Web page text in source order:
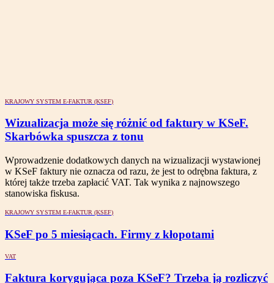
KRAJOWY SYSTEM E-FAKTUR (KSEF)
Wizualizacja może się różnić od faktury w KSeF.
Skarbówka spuszcza z tonu
Wprowadzenie dodatkowych danych na wizualizacji wystawionej
w KSeF faktury nie oznacza od razu, że jest to odrębna faktura, z
której także trzeba zapłacić VAT. Tak wynika z najnowszego
stanowiska fiskusa.
KRAJOWY SYSTEM E-FAKTUR (KSEF)
KSeF po 5 miesiącach. Firmy z kłopotami
VAT
Faktura korygująca poza KSeF? Trzeba ją rozliczyć